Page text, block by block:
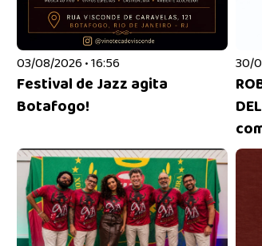
03/08/2026 • 16:56
Festival de Jazz agita
Botafogo!
30/